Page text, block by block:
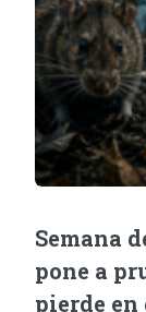
Semana
pone a
pierde en